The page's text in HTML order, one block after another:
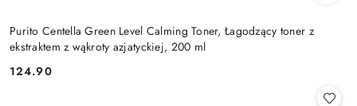
Purito Centella Green Level Calming Toner, Łagodzący toner z
ekstraktem z wąkroty azjatyckiej, 200 ml
Cena:
124.90